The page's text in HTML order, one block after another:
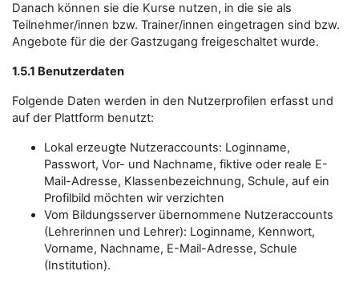
Danach können sie die Kurse nutzen, in die sie als
Teilnehmer/innen bzw. Trainer/innen eingetragen sind bzw.
Angebote für die der Gastzugang freigeschaltet wurde.
1.5.1 Benutzerdaten
Folgende Daten werden in den Nutzerprofilen erfasst und
auf der Plattform benutzt:
Lokal erzeugte Nutzeraccounts: Loginname,
Passwort, Vor- und Nachname, fiktive oder reale E-
Mail-Adresse, Klassenbezeichnung, Schule, auf ein
Profilbild möchten wir verzichten
Vom Bildungsserver übernommene Nutzeraccounts
(Lehrerinnen und Lehrer): Loginname, Kennwort,
Vorname, Nachname, E-Mail-Adresse, Schule
(Institution).